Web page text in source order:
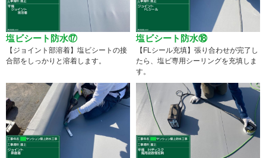
塩ビシート防水⑰
【ジョイント部溶着】塩ビシートの接
合部をしっかりと溶着します。
塩ビシート防水⑱
【FLシール充填】張り合わせが完了し
たら、塩ビ専用シーリングを充填しま
す。